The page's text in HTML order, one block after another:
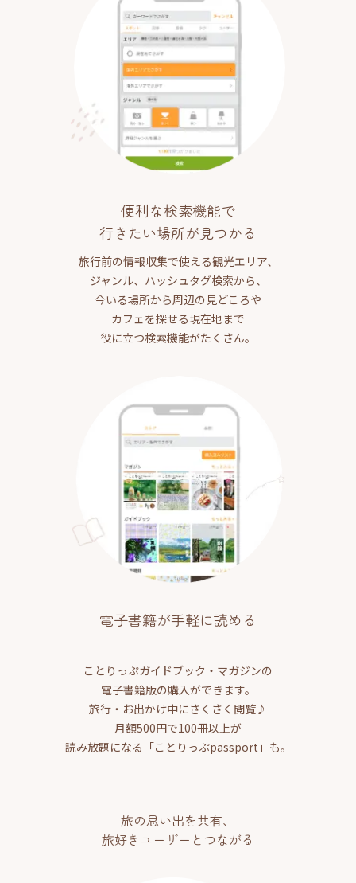
便利な検索機能で
行きたい場所が見つかる
旅行前の情報収集で使える観光エリア、
ジャンル、ハッシュタグ検索から、
今いる場所から周辺の見どころや
カフェを探せる現在地まで
役に立つ検索機能がたくさん。
電子書籍が手軽に読める
ことりっぷガイドブック・マガジンの
電子書籍版の購入ができます。
旅行・お出かけ中にさくさく閲覧♪
月額500円で100冊以上が
読み放題になる「ことりっぷpassport」も。
旅の思い出を共有、
旅好きユーザーとつながる